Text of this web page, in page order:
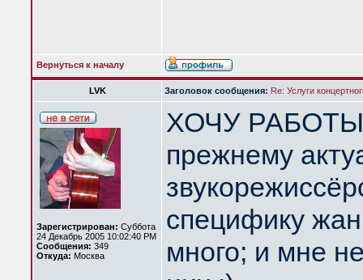
Вернуться к началу
LVK Заголовок сообщения: Re: Услуги
Зарегистрирован: Суббота
24 Декабрь 2005 10:02:40 PM
Сообщения: 349
Откуда: Москва
ХОЧУ РАБОТЫ!
прежнему
специфику
много; и мне